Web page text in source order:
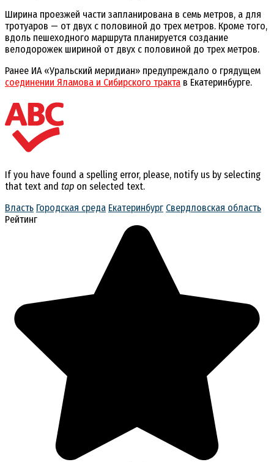
Ширина проезжей части запланирована в семь метров, а для
тротуаров — от двух с половиной до трех метров. Кроме того,
вдоль пешеходного маршрута планируется создание
велодорожек шириной от двух с половиной до трех метров.
Ранее ИА «Уральский меридиан» предупреждало о грядущем
соединении Яламова и Сибирского тракта в Екатеринбурге.
If you have found a spelling error, please, notify us by selecting
that text and tap on selected text.
Власть Городская среда Екатеринбург Свердловская область
Рейтинг